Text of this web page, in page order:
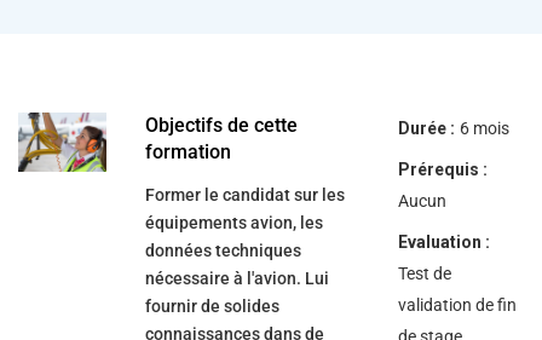
the
content.
Objectifs de cette
formation
Former le candidat sur les
équipements avion, les
données techniques
nécessaire à l'avion. Lui
fournir de solides
connaissances dans de
Durée : 6 mois
Prérequis :
Aucun
Evaluation :
Test de
validation de fin